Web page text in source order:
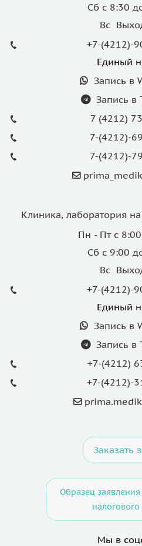
Сб с 8:30
Вс
+7-(4212)-
Единый
Запись в
Запись в
7 (4212)
7-(4212)-
7-(4212)-
Клиника, лаборатория
Пн - Пт с
Сб с 9:00
Вс
+7-(4212)-
Единый
Запись в
Запись в
+7-(4212)
+7-(4212)-
Заказать
Образец
Мы в